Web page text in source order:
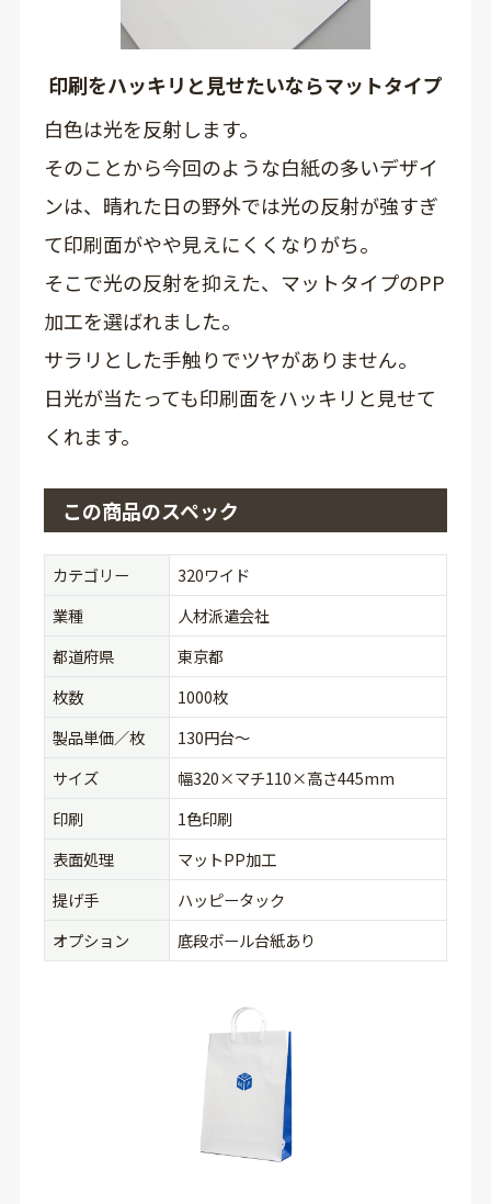
印刷をハッキリと見せたいならマットタイプ
白色は光を反射します。
そのことから今回のような白紙の多いデザイ
ンは、晴れた日の野外では光の反射が強すぎ
て印刷面がやや見えにくくなりがち。
そこで光の反射を抑えた、マットタイプのPP
加工を選ばれました。
サラリとした手触りでツヤがありません。
日光が当たっても印刷面をハッキリと見せて
くれます。
この商品のスペック
カテゴリー
320ワイド
業種
人材派遣会社
都道府県
東京都
枚数
1000枚
製品単価／枚
130円台〜
サイズ
幅320×マチ110×高さ445mm
印刷
1色印刷
表面処理
マットPP加工
提げ手
ハッピータック
オプション
底段ボール台紙あり